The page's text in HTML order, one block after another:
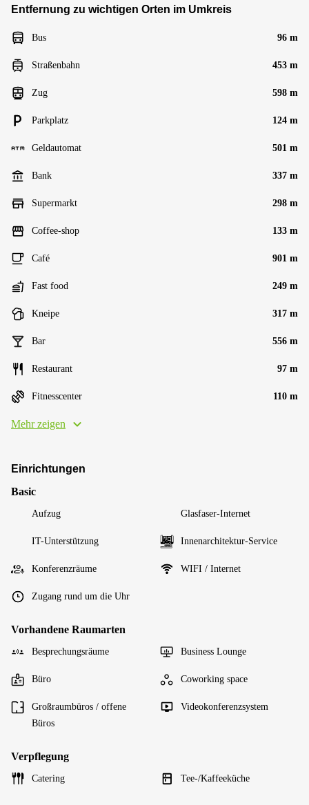
Entfernung zu wichtigen Orten im Umkreis
Bus 96 m
Straßenbahn 453 m
Zug 598 m
Parkplatz 124 m
Geldautomat 501 m
Bank 337 m
Supermarkt 298 m
Coffee-shop 133 m
Café 901 m
Fast food 249 m
Kneipe 317 m
Bar 556 m
Restaurant 97 m
Fitnesscenter 110 m
Mehr zeigen
Einrichtungen
Basic
Aufzug Glasfaser-Internet
IT-Unterstützung Innenarchitektur-Service
Konferenzräume WIFI / Internet
Zugang rund um die Uhr
Vorhandene Raumarten
Besprechungsräume Business Lounge
Büro Coworking space
Großraumbüros / offene
Büros
Videokonferenzsystem
Verpflegung
Catering Tee-/Kaffeeküche